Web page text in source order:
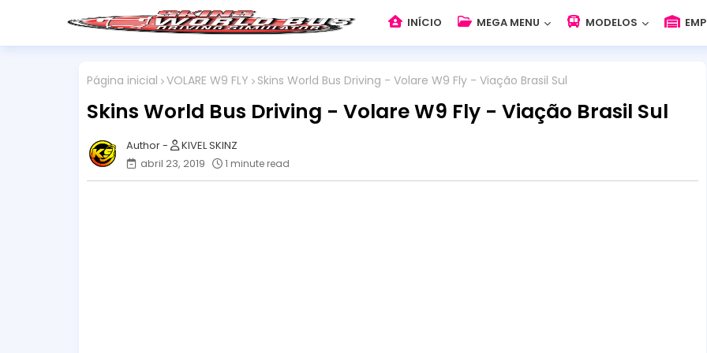
INÍCIO MEGA MENU MODELOS
Página inicial VOLARE W9 FLY Skins World Bus Driving - Volare W9 Fly - Viação Brasil Sul
Skins World Bus Driving - Volare W9 Fly - Viação Brasil Sul
KIVEL SKINZ
abril 23, 2019
1 minute read